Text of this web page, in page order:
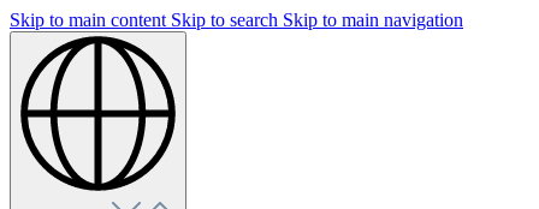
Skip to main content Skip to search Skip to main navigation